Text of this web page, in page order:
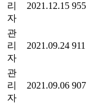
리
자
2021.12.15 955
관
리
자
2021.09.24 911
관
리
자
2021.09.06 907